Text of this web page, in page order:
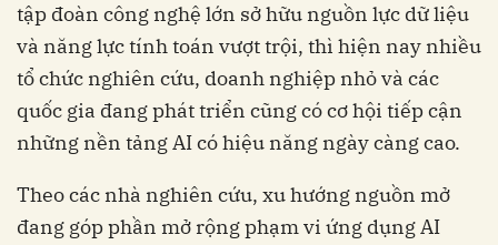
tập đoàn công nghệ lớn sở hữu nguồn lực dữ liệu
và năng lực tính toán vượt trội, thì hiện nay nhiều
tổ chức nghiên cứu, doanh nghiệp nhỏ và các
quốc gia đang phát triển cũng có cơ hội tiếp cận
những nền tảng AI có hiệu năng ngày càng cao.
Theo các nhà nghiên cứu, xu hướng nguồn mở
đang góp phần mở rộng phạm vi ứng dụng AI